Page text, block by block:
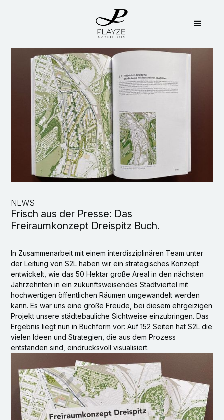
NEWS
Frisch aus der Presse: Das
Freiraumkonzept Dreispitz Buch.
In Zusammenarbeit mit einem interdisziplinären Team unter
der Leitung von S2L haben wir ein strategisches Konzept
entwickelt, wie das 50 Hektar große Areal in den nächsten
Jahrzehnten in ein zukunftsweisendes Stadtviertel mit
hochwertigen öffentlichen Räumen umgewandelt werden
kann. Es war uns eine große Freude, bei diesem ehrgeizigen
Projekt unsere städtebauliche Sichtweise einzubringen. Das
Ergebnis liegt nun in Buchform vor: Auf 152 Seiten hat S2L die
vielen Ideen und Strategien, die aus dem Prozess
entstanden sind, eindrucksvoll visualisiert.